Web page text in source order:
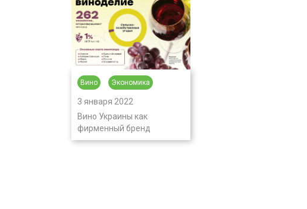
Вино Экономика
3 января 2022
Вино Украины как
фирменный бренд